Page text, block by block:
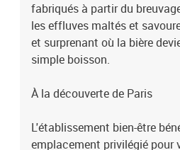
fabriqués à partir du
les effluves maltés et
et surprenant où la bière
simple boisson.
À la découverte de Paris
L'établissement bien-être
emplacement privilégié pour